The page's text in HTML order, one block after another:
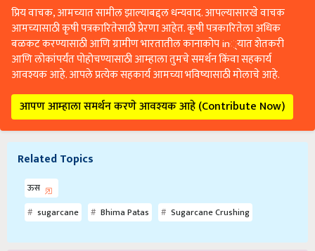
प्रिय वाचक, आमच्यात सामील झाल्याबद्दल धन्यवाद. आपल्यासारखे वाचक
आमच्यासाठी कृषी पत्रकारितेसाठी प्रेरणा आहेत. कृषी पत्रकारितेला अधिक
बळकट करण्यासाठी आणि ग्रामीण भारतातील कानाकोप in्यात शेतकरी
आणि लोकांपर्यंत पोहोचण्यासाठी आम्हाला तुमचे समर्थन किंवा सहकार्य
आवश्यक आहे. आपले प्रत्येक सहकार्य आमच्या भविष्यासाठी मोलाचे आहे.
आपण आम्हाला समर्थन करणे आवश्यक आहे (Contribute Now)
Related Topics
ऊस
sugarcane
Bhima Patas Sugarcane Crushing